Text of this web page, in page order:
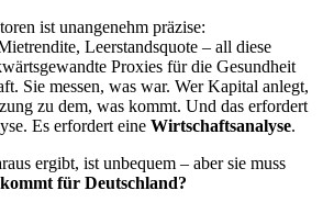
ist unangenehm präzise:
Leerstandsquote – all diese
Proxies für die Gesundheit
Sie messen, was war. Wer Kapital anlegt,
zu dem, was kommt. Und das erfordert
Es erfordert eine Wirtschaftsanalyse.
ergibt, ist unbequem – aber sie muss
für Deutschland?